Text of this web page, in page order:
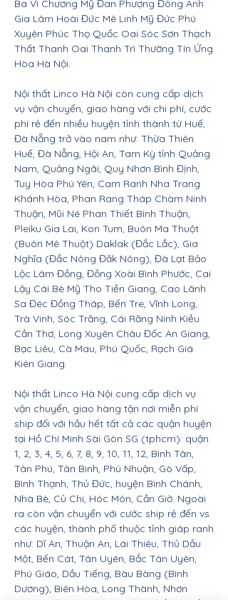
Ba Vì Chương Mỹ Đan Phượng Đông Anh
Gia Lâm Hoài Đức Mê Linh Mỹ Đức Phú
Xuyên Phúc Thọ Quốc Oai Sóc Sơn Thạch
Thất Thanh Oai Thanh Trì Thường Tín Ứng
Hòa Hà Nội.
Nội thất Linco Hà Nội còn cung cấp dịch
vụ vận chuyển, giao hàng với chi phí, cước
phí rẻ đến nhiều huyện tỉnh thành từ Huế,
Đà Nẵng trở vào nam như: Thừa Thiên
Huế, Đà Nẵng, Hội An, Tam Kỳ tỉnh Quảng
Nam, Quảng Ngãi, Quy Nhơn Bình Định,
Tuy Hòa Phú Yên, Cam Ranh Nha Trang
Khánh Hòa, Phan Rang Tháp Chàm Ninh
Thuận, Mũi Né Phan Thiết Bình Thuận,
Pleiku Gia Lai, Kon Tum, Buôn Ma Thuột
(Buôn Mê Thuột) Daklak (Đắc Lắc), Gia
Nghĩa (Đắc Nông Đăk Nông), Đà Lạt Bảo
Lộc Lâm Đồng, Đồng Xoài Bình Phước, Cai
Lậy Cái Bè Mỹ Tho Tiền Giang, Cao Lãnh
Sa Đéc Đồng Tháp, Bến Tre, Vĩnh Long,
Trà Vinh, Sóc Trăng, Cái Răng Ninh Kiều
Cần Thơ, Long Xuyên Châu Đốc An Giang,
Bạc Liêu, Cà Mau, Phú Quốc, Rạch Giá
Kiên Giang.
Nội thất Linco Hà Nội cung cấp dịch vụ
vận chuyển, giao hàng tận nơi miễn phí
ship đối với hầu hết tất cả các quận huyện
tại Hồ Chí Minh Sài Gòn SG (tphcm): quận
1, 2, 3, 4, 5, 6, 7, 8, 9, 10, 11, 12, Bình Tân,
Tân Phú, Tân Bình, Phú Nhuận, Gò Vấp,
Bình Thạnh, Thủ Đức, huyện Bình Chánh,
Nhà Bè, Củ Chi, Hóc Môn, Cần Giờ. Ngoài
ra còn vận chuyển với cước ship rẻ đến vs
các huyện, thành phố thuộc tỉnh giáp ranh
như: Dĩ An, Thuận An, Lái Thiêu, Thủ Dầu
Một, Bến Cát, Tân Uyên, Bắc Tân Uyên,
Phú Giáo, Dầu Tiếng, Bàu Bàng (Bình
Dương), Biên Hòa, Long Thành, Nhơn